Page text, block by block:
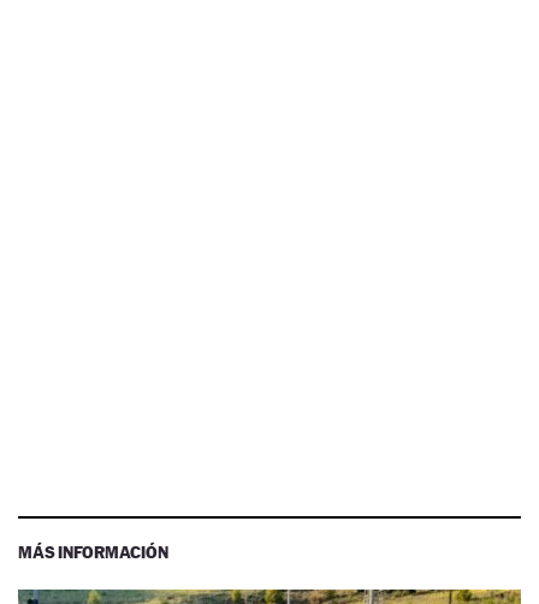
MÁS INFORMACIÓN